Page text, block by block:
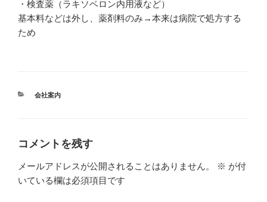
・検査薬（ラキソベロン内用液など）
基本料などは外し、薬剤料のみ→本来は病院で処方する
ため
カ
会社案内
コメントを残す
メールアドレスが公開されることはありません。 ※ が付
いている欄は必須項目です